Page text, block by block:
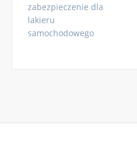
zabezpieczenie dla
lakieru
samochodowego